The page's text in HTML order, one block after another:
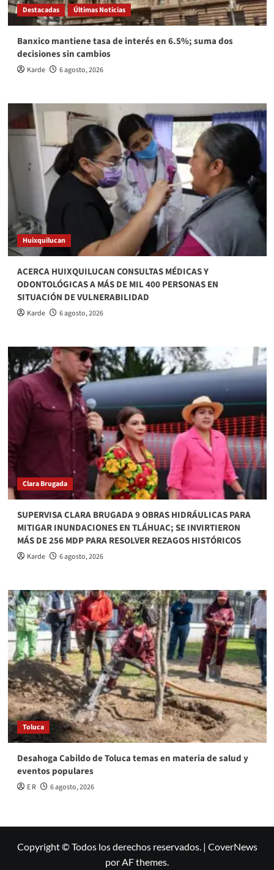
Destacadas Últimas Noticias
Banxico mantiene tasa de interés en 6.5%; suma dos
decisiones sin cambios
Karde 6 agosto, 2026
Huixquilucan
ACERCA HUIXQUILUCAN CONSULTAS MÉDICAS Y
ODONTOLÓGICAS A MÁS DE MIL 400 PERSONAS EN
SITUACIÓN DE VULNERABILIDAD
Karde 6 agosto, 2026
Clara Brugada
SUPERVISA CLARA BRUGADA 9 OBRAS HIDRÁULICAS PARA
MITIGAR INUNDACIONES EN TLÁHUAC; SE INVIRTIERON
MÁS DE 256 MDP PARA RESOLVER REZAGOS HISTÓRICOS
Karde 6 agosto, 2026
Toluca
Desahoga Cabildo de Toluca temas en materia de salud y
eventos populares
E R 6 agosto, 2026
Copyright © Todos los derechos reservados. | CoverNews
por AF themes.